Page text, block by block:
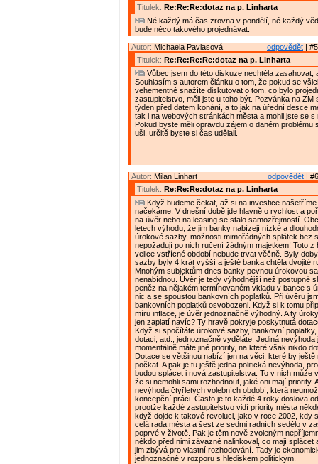
Titulek: Re:Re:Re:dotaz na p. Linharta
Né každý má čas zrovna v pondělí, né každý
bude něco takového projednávat.
odpovědět |
Autor: Michaela Pavlasová
Titulek: Re:Re:Re:Re:dotaz na p. Linharta
Vůbec jsem do této diskuze nechtěla zasahovat,
Souhlasím s autorem článku o tom, že pokud se
vehementně snažíte diskutovat o tom, co bylo
zastupitelstvo, měli jste u toho být. Pozvánka na ZM
týden před datem konání, a to jak na úřední desce
tak i na webových stránkách města a mohli jste se s
Pokud byste měli opravdu zájem o daném problému
uši, určitě byste si čas udělali.
odpovědět |
Autor: Milan Linhart
Titulek: Re:Re:Re:dotaz na p. Linharta
Když budeme čekat, až si na investice
načekáme. V dnešní době jde hlavně o rychlost a
na úvěr nebo na leasing se stalo samozřejmostí.
letech výhodu, že jim banky nabízejí nízké a
úrokové sazby, možnosti mimořádných splátek bez
nepožadují po nich ručení žádným majetkem! Toto z
velice vstřícné období nebude trvat věčně. Byly
sazby byly 4 krát vyšší a ještě banka chtěla dvojité
Mnohým subjektům dnes banky pevnou úrokovou
nenabídnou. Úvěr je tedy výhodnější než postupné
peněz na nějakém termínovaném vkladu v bance s
nic a se spoustou bankovních poplatků. Při úvěru
bankovních poplatků osvobozeni. Když si k tomu
míru inflace, je úvěr jednoznačně výhodný. A ty
jen zaplatí navíc? Ty hravě pokryje poskytnutá
Když si spočítáte úrokové sazby, bankovní poplatky,
dotaci, atd., jednoznačně vyděláte. Jediná nevýhoda
momentálně máte jiné priority, na které však nikdo
Dotace se většinou nabízí jen na věci, které by ještě
počkat. A pak je tu ještě jedna politická nevýhoda,
budou splácet i nová zastupitelstva. To v nich může
že si nemohli sami rozhodnout, jaké oni mají priority.
nevýhoda čtyřletých volebních období, která
koncepční práci. Často je to každé 4 roky doslova
prootže každé zastupitelstvo vidí priority města
když dojde k takové revoluci, jako v roce 2002, kdy
celá rada města a šest ze sedmi radních sedělo v
poprvé v životě. Pak je těm nově zvoleným
někdo před nimi závazně nalinkoval, co mají splácet
jim zbývá pro vlastní rozhodování. Tady je
jednoznačně v rozporu s hlediskem politickým.